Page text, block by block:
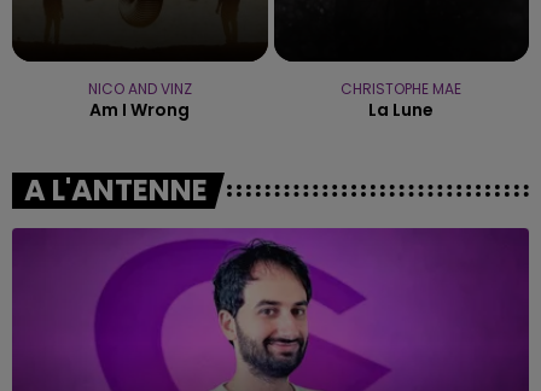
NICO AND VINZ
Am I Wrong
CHRISTOPHE MAE
La Lune
A L'ANTENNE